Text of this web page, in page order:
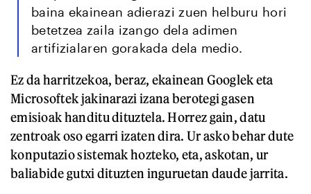
baina ekainean adierazi zuen helburu hori
betetzea zaila izango dela adimen
artifizialaren gorakada dela medio.
Ez da harritzekoa, beraz, ekainean Googlek eta
Microsoftek jakinarazi izana berotegi gasen
emisioak handitu dituztela. Horrez gain, datu
zentroak oso egarri izaten dira. Ur asko behar dute
konputazio sistemak hozteko, eta, askotan, ur
baliabide gutxi dituzten inguruetan daude jarrita.